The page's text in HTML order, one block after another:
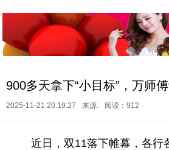
900多天拿下“小目标”，万师
2025-11-21 20:19:27 来源: 阅读：912
近日，双11落下帷幕，各行